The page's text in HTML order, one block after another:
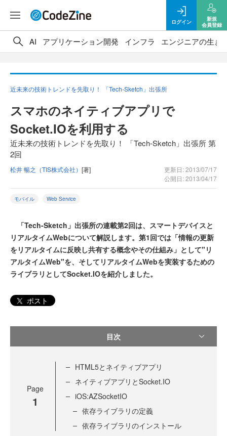
ログイン
新規
会員登録
AI アプリケーション開発 インフラ エンジニアの生き
近未来の技術トレンドを先取り！ 「Tech-Sketch」出張所
スマホのネイティブアプリで
Socket.IOを利用する
近未来の技術トレンドを先取り！ 「Tech-Sketch」出張所 第
2回
松井 暢之（TIS株式会社） [著]
更新日: 2013/07/17
公開日: 2013/04/17
モバイル Web Service
「Tech-Sketch」出張所の連載第2回は、スマートデバイスと
リアルタイムWebについて解説します。第1回では「情報の更新
をリアルタイムに反映し共有する概念やその仕組み」として"リ
アルタイムWeb"を、そしてリアルタイムWebを実装するための
ライブラリとしてSocket.IOを紹介しました。
ポスト
目次
Page
1
HTML5とネイティブアプリ
ネイティブアプリとSocket.IO
iOS:AZSocketIO
依存ライブラリの定義
依存ライブラリのインストール